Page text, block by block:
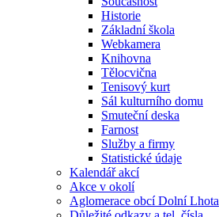
Historie
Základní škola
Webkamera
Knihovna
Tělocvična
Tenisový kurt
Sál kulturního domu
Smuteční deska
Farnost
Služby a firmy
Statistické údaje
Kalendář akcí
Akce v okolí
Aglomerace obcí Dolní Lhota